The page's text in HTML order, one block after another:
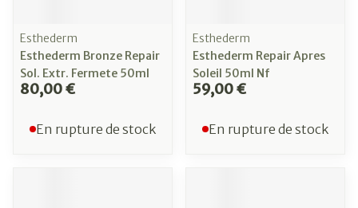
Esthederm
Esthederm Bronze Repair
Sol. Extr. Fermete 50ml
80,00 €
En rupture de stock
Esthederm
Esthederm Repair Apres
Soleil 50ml Nf
59,00 €
En rupture de stock